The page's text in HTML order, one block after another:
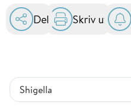
Del Skriv ut
Shigella